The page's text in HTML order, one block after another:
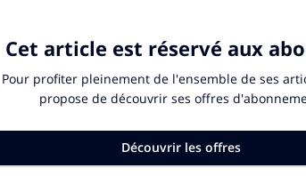
vous tous les jeudis pour découvrir leurs
se prendre la tête.